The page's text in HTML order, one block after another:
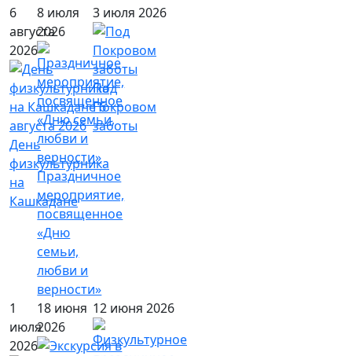
6
августа
2026
День
физкультурника
на
Кашкадане
8 июля
2026
Праздничное
мероприятие,
посвященное
«Дню
семьи,
любви и
верности»
3 июля 2026
Под
Покровом
заботы
1
июля
2026
18 июня
2026
12 июня 2026